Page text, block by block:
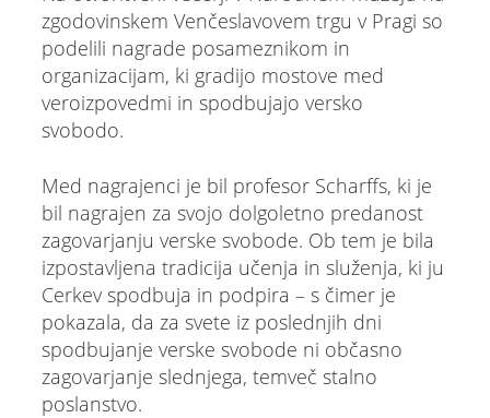
zgodovinskem Venčeslavovem trgu v Pragi so
podelili nagrade posameznikom in
organizacijam, ki gradijo mostove med
veroizpovedmi in spodbujajo versko
svobodo.
Med nagrajenci je bil profesor Scharffs, ki je
bil nagrajen za svojo dolgoletno predanost
zagovarjanju verske svobode. Ob tem je bila
izpostavljena tradicija učenja in služenja, ki ju
Cerkev spodbuja in podpira – s čimer je
pokazala, da za svete iz poslednjih dni
spodbujanje verske svobode ni občasno
zagovarjanje slednjega, temveč stalno
poslanstvo.